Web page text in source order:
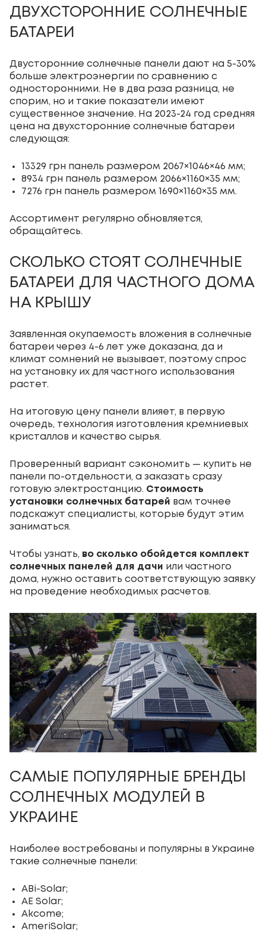
ДВУХСТОРОННИЕ СОЛНЕЧНЫЕ
БАТАРЕИ
Двусторонние солнечные панели дают на 5-30%
больше электроэнергии по сравнению с
односторонними. Не в два раза разница, не
спорим, но и такие показатели имеют
существенное значение. На 2023-24 год средняя
цена на двухсторонние солнечные батареи
следующая:
13329 грн панель размером 2067×1046×46 мм;
8934 грн панель размером 2066×1160×35 мм;
7276 грн панель размером 1690×1160×35 мм.
Ассортимент регулярно обновляется,
обращайтесь.
СКОЛЬКО СТОЯТ СОЛНЕЧНЫЕ
БАТАРЕИ ДЛЯ ЧАСТНОГО ДОМА
НА КРЫШУ
Заявленная окупаемость вложения в солнечные
батареи через 4-6 лет уже доказана, да и
климат сомнений не вызывает, поэтому спрос
на установку их для частного использования
растет.
На итоговую цену панели влияет, в первую
очередь, технология изготовления кремниевых
кристаллов и качество сырья.
Проверенный вариант сэкономить — купить не
панели по-отдельности, а заказать сразу
готовую электростанцию. Стоимость
установки солнечных батарей вам точнее
подскажут специалисты, которые будут этим
заниматься.
Чтобы узнать, во сколько обойдется комплект
солнечных панелей для дачи или частного
дома, нужно оставить соответствующую заявку
на проведение необходимых расчетов.
САМЫЕ ПОПУЛЯРНЫЕ БРЕНДЫ
СОЛНЕЧНЫХ МОДУЛЕЙ В
УКРАИНЕ
Наиболее востребованы и популярны в Украине
такие солнечные панели:
ABi-Solar;
AE Solar;
Akcome;
AmeriSolar;